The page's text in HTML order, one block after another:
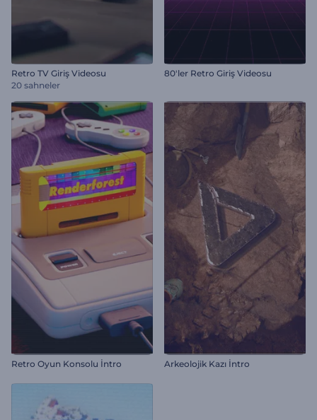
Retro TV Giriş Videosu
20 sahneler
80'ler Retro Giriş Videosu
Retro Oyun Konsolu İntro Arkeolojik Kazı İntro